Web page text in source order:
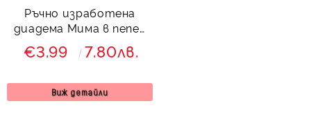
Ръчно изработена
диадема Мима в пепел
от рози
€3.99 7.80лв.
Виж детайли